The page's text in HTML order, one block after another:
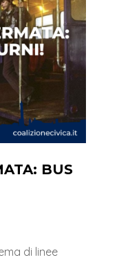
BUS
di linee